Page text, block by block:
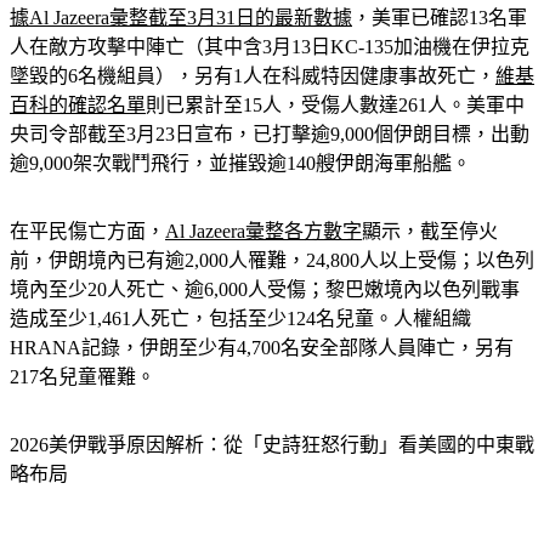
據Al Jazeera彙整截至3月31日的最新數據，美軍已確認13名軍
人在敵方攻擊中陣亡（其中含3月13日KC-135加油機在伊拉克
墜毀的6名機組員），另有1人在科威特因健康事故死亡，維基
百科的確認名單則已累計至15人，受傷人數達261人。美軍中
央司令部截至3月23日宣布，已打擊逾9,000個伊朗目標，出動
在平民傷亡方面，Al Jazeera彙整各方數字顯示，截至停火
前，伊朗境內已有逾2,000人罹難，24,800人以上受傷；以色列
境內至少20人死亡、逾6,000人受傷；黎巴嫩境內以色列戰事
造成至少1,461人死亡，包括至少124名兒童。人權組織
HRANA記錄，伊朗至少有4,700名安全部隊人員陣亡，另有
2026美伊戰爭原因解析：從「史詩狂怒行動」看美國的中東戰